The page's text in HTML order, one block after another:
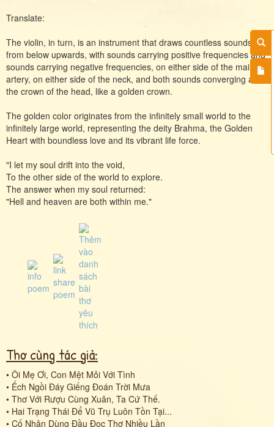
Translate:
The violin, in turn, is an instrument that draws countless sounds
from below upwards, with sounds carrying positive frequencies and
sounds carrying negative frequencies, on either side of the main
artery, on either side of the neck, and both sounds converging at
the crown of the head, like a golden crown.
The golden color originates from the infinitely small world to the
infinitely large world, representing the deity Brahma, the Golden
Heart with boundless love and its vibrant life force.
"I let my soul drift into the void,
To the other side of the world to explore.
The answer when my soul returned:
"Hell and heaven are both within me."
Thơ cùng tác giả:
• Ôi Mẹ Ơi, Con Mệt Mỏi Với Tình
• Ếch Ngồi Đáy Giếng Đoán Trời Mưa
• Thơ Với Rượu Cùng Xuân, Ta Cứ Thế.
• Hai Trạng Thái Để Vũ Trụ Luôn Tồn Tại...
• Cố Nhân Dùng Đầu Đọc Thơ Nhiều Lần